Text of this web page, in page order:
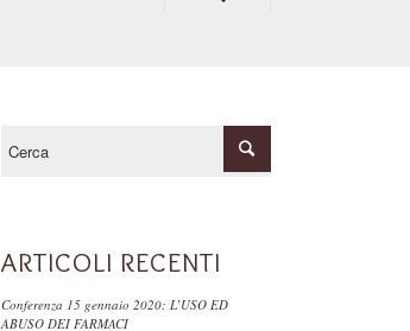
ARTICOLI RECENTI
Conferenza 15 gennaio 2020: L’USO ED
ABUSO DEI FARMACI